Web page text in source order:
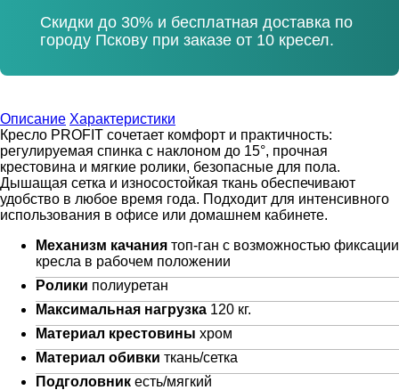
Скидки до 30% и бесплатная доставка по
городу Пскову при заказе от 10 кресел.
Описание Характеристики
Кресло PROFIT сочетает комфорт и практичность:
регулируемая спинка с наклоном до 15°, прочная
крестовина и мягкие ролики, безопасные для пола.
Дышащая сетка и износостойкая ткань обеспечивают
удобство в любое время года. Подходит для интенсивного
использования в офисе или домашнем кабинете.
Механизм качания топ-ган с возможностью фиксации
кресла в рабочем положении
Ролики полиуретан
Максимальная нагрузка 120 кг.
Материал крестовины хром
Материал обивки ткань/сетка
Подголовник есть/мягкий